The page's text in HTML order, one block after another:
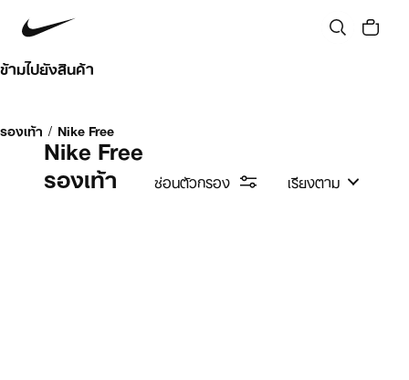
ข้ามไปยังสินค้า
รองเท้า / Nike Free
Nike Free
รองเท้า ซ่อนตัวกรอง เรียงตาม